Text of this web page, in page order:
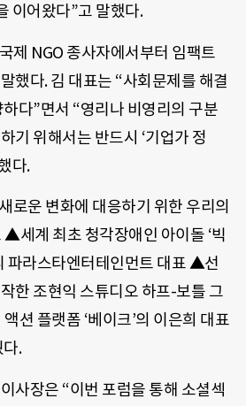
이어왔다”고 말했다.
제 NGO 종사자에서부터 임팩트
했다. 김 대표는 “사회문제를 해결
다”면서 “영리나 비영리의 구분
기 위해서는 반드시 ‘기업가 정
다.
로운 변화에 대응하기 위한 우리의
▲세계 최초 청각장애인 아이돌 ‘빅
파라스타엔터테인먼트 대표 ▲선
한 조현익 스튜디오 하프-보틀 그
션 플랫폼 ‘베이크’의 이은희 대표
.
사장은 “이번 포럼을 통해 소셜섹